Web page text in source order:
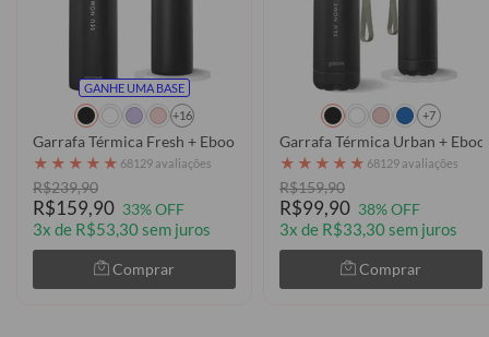
GANHE UMA BASE
+16
Garrafa Térmica Fresh + Ebook - Futurist
★ ★ ★ ★ ★ 68129 avaliações
R$239,90
R$159,90 33% OFF
3x de R$53,30 sem juros
Comprar
+7
Garrafa Térmica Urban +
★ ★ ★ ★ ★ 68129 avaliações
R$159,90
R$99,90 38% OFF
3x de R$33,30 sem juros
Comprar